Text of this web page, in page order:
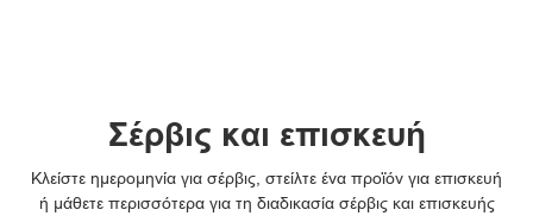
Σέρβις και επισκευή
Κλείστε ημερομηνία για σέρβις, στείλτε ένα προϊόν για επισκευή
ή μάθετε περισσότερα για τη διαδικασία σέρβις και επισκευής